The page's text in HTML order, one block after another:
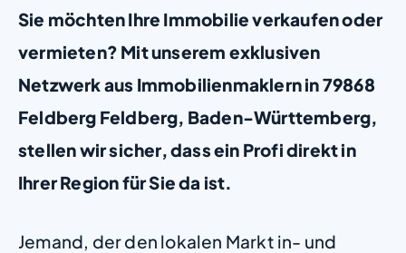
Sie möchten Ihre Immobilie verkaufen oder
vermieten? Mit unserem exklusiven
Netzwerk aus Immobilienmaklern in 79868
Feldberg Feldberg, Baden-Württemberg,
stellen wir sicher, dass ein Profi direkt in
Ihrer Region für Sie da ist.
Jemand, der den lokalen Markt in- und